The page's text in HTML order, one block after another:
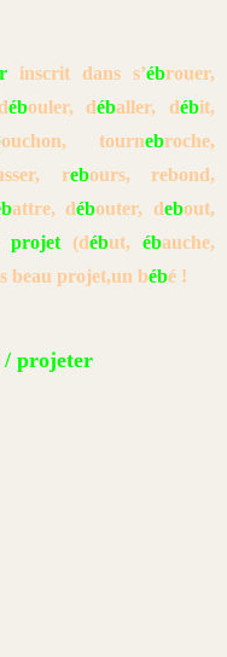
inscrit dans s’ébrouer,
ébouler, déballer, débit,
ouchon, tournebroche,
rebours, rebond,
attre, débouter, debout,
projet (début, ébauche,
beau projet,un bébé !
/ projeter